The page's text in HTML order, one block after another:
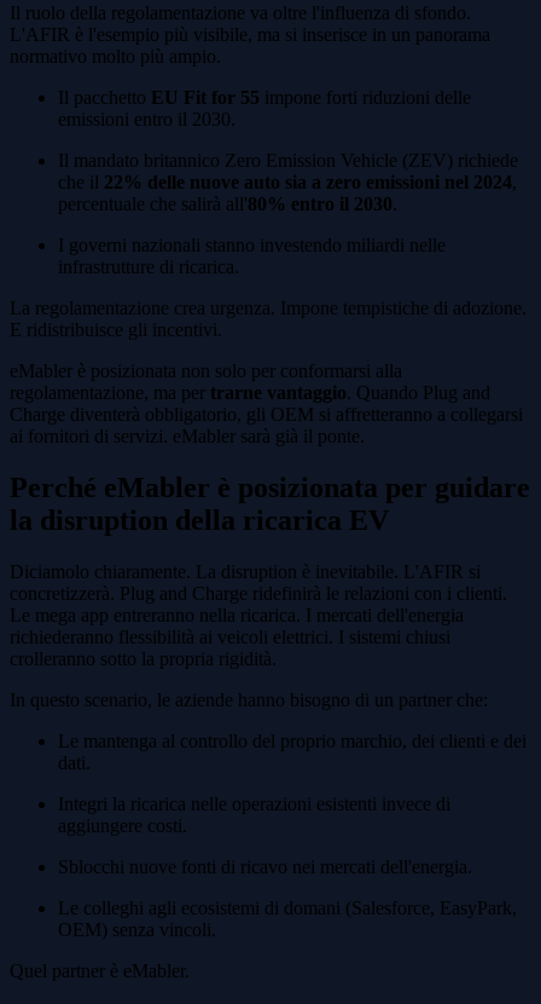
Il ruolo della regolamentazione va oltre l'influenza di sfondo.
L'AFIR è l'esempio più visibile, ma si inserisce in un panorama
normativo molto più ampio.
Il pacchetto EU Fit for 55 impone forti riduzioni delle
emissioni entro il 2030.
Il mandato britannico Zero Emission Vehicle (ZEV) richiede
che il 22% delle nuove auto sia a zero emissioni nel 2024,
percentuale che salirà all'80% entro il 2030.
I governi nazionali stanno investendo miliardi nelle
infrastrutture di ricarica.
La regolamentazione crea urgenza. Impone tempistiche di adozione.
E ridistribuisce gli incentivi.
eMabler è posizionata non solo per conformarsi alla
regolamentazione, ma per trarne vantaggio. Quando Plug and
Charge diventerà obbligatorio, gli OEM si affretteranno a collegarsi
ai fornitori di servizi. eMabler sarà già il ponte.
Perché eMabler è posizionata per guidare
la disruption della ricarica EV
Diciamolo chiaramente. La disruption è inevitabile. L'AFIR si
concretizzerà. Plug and Charge ridefinirà le relazioni con i clienti.
Le mega app entreranno nella ricarica. I mercati dell'energia
richiederanno flessibilità ai veicoli elettrici. I sistemi chiusi
crolleranno sotto la propria rigidità.
In questo scenario, le aziende hanno bisogno di un partner che:
Le mantenga al controllo del proprio marchio, dei clienti e dei
dati.
Integri la ricarica nelle operazioni esistenti invece di
aggiungere costi.
Sblocchi nuove fonti di ricavo nei mercati dell'energia.
Le colleghi agli ecosistemi di domani (Salesforce, EasyPark,
OEM) senza vincoli.
Quel partner è eMabler.